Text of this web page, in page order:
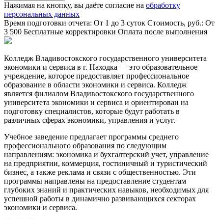
Нажимая на кнопку, вы даёте согласие на обработку
персональных данных
Время подготовки отчета: От 1 до 3 суток Стоимость, руб.: От
3 500 Бесплатные корректировки Оплата после выполнения
Колледж Владивостокского государственного университета
экономики и сервиса в г. Находка — это образовательное
учреждение, которое предоставляет профессиональное
образование в области экономики и сервиса. Колледж
является филиалом Владивостокского государственного
университета экономики и сервиса и ориентирован на
подготовку специалистов, которые будут работать в
различных сферах экономики, управления и услуг.
Учебное заведение предлагает программы среднего
профессионального образования по следующим
направлениям: экономика и бухгалтерский учет, управление
на предприятии, коммерция, гостиничный и туристический
бизнес, а также реклама и связи с общественностью. Эти
программы направлены на предоставление студентам
глубоких знаний и практических навыков, необходимых для
успешной работы в динамично развивающихся секторах
экономики и сервиса.